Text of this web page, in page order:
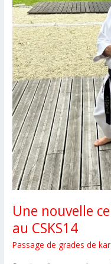
Une nouvelle
au CSKS14
Passage de grades de